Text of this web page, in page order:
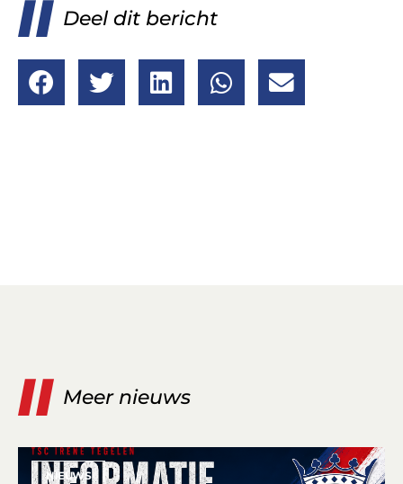
Deel dit bericht
Meer nieuws
NIEUWS